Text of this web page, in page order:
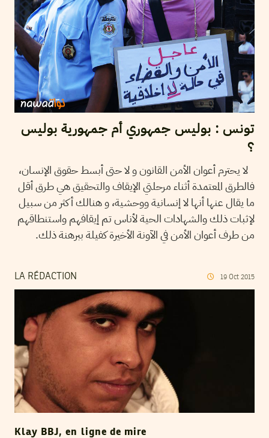
تونس : بوليس جمهوري أم جمهورية بوليس
؟
لا يحترم أعوان الأمن القانون و لا حتى أبسط حقوق الإنسان،
فالطرق المعتمدة أثناء مرحلتي الإيقاف والتحقيق هي طرق أقل
ما يقال عنها أنها لا إنسانية ووحشية، و هنالك أكثر من سبيل
لإثبات ذلك والشهادات الحية لأناس تم إيقافهم واستنطاقهم
من طرف أعوان الأمن في الآونة الأخيرة كفيلة ببرهنة ذلك.
LA RÉDACTION 19 Oct 2015
Klay BBJ, en ligne de mire